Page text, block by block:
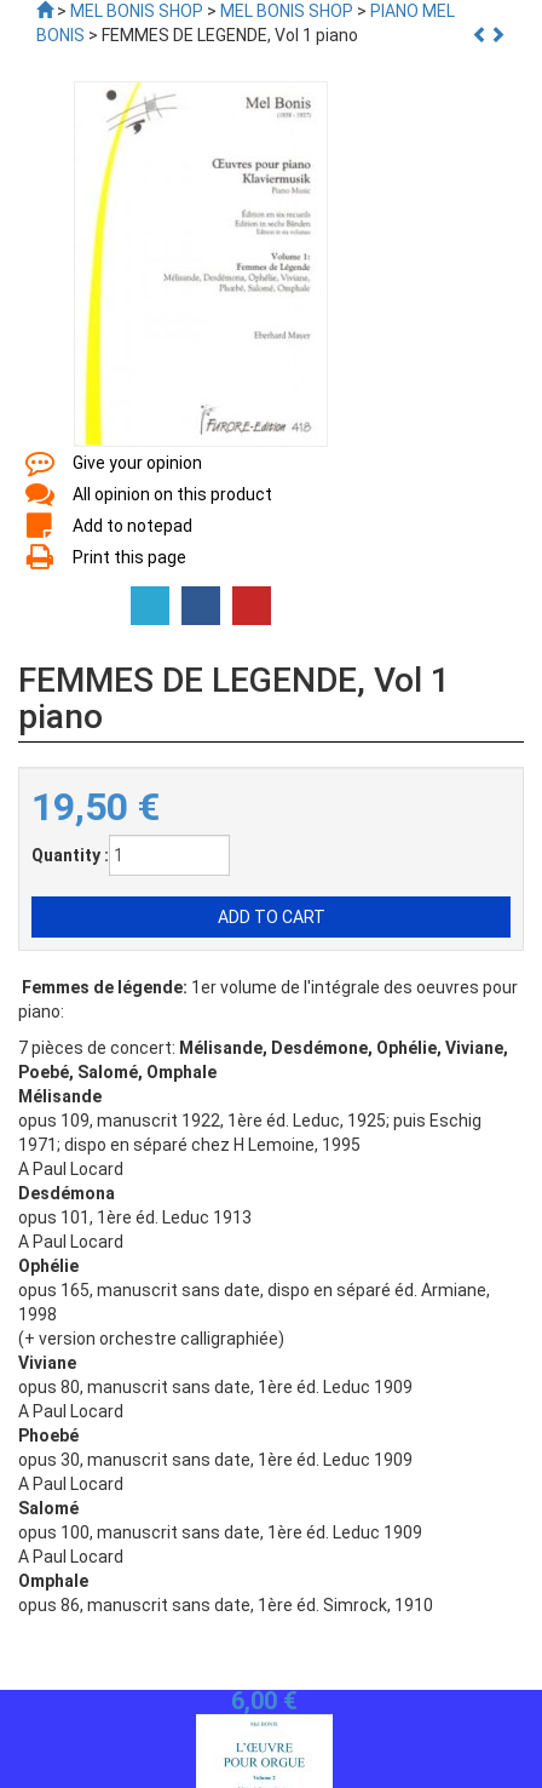
> MEL BONIS SHOP > MEL BONIS SHOP > PIANO MEL
BONIS > FEMMES DE LEGENDE, Vol 1 piano
Give your opinion
All opinion on this product
Add to notepad
Print this page
FEMMES DE LEGENDE, Vol 1
piano
19,50 €
Quantity :
Femmes de légende: 1er volume de l'intégrale des oeuvres pour
piano:
7 pièces de concert: Mélisande, Desdémone, Ophélie, Viviane,
Poebé, Salomé, Omphale
Mélisande
opus 109, manuscrit 1922, 1ère éd. Leduc, 1925; puis Eschig
1971; dispo en séparé chez H Lemoine, 1995
A Paul Locard
Desdémona
opus 101, 1ère éd. Leduc 1913
A Paul Locard
Ophélie
opus 165, manuscrit sans date, dispo en séparé éd. Armiane,
1998
(+ version orchestre calligraphiée)
Viviane
opus 80, manuscrit sans date, 1ère éd. Leduc 1909
A Paul Locard
Phoebé
opus 30, manuscrit sans date, 1ère éd. Leduc 1909
A Paul Locard
Salomé
opus 100, manuscrit sans date, 1ère éd. Leduc 1909
A Paul Locard
Omphale
opus 86, manuscrit sans date, 1ère éd. Simrock, 1910